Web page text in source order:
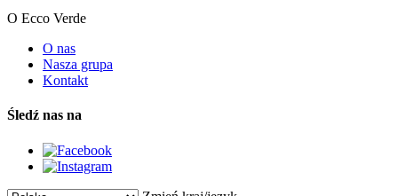
O Ecco Verde
O nas
Nasza grupa
Kontakt
Śledź nas na